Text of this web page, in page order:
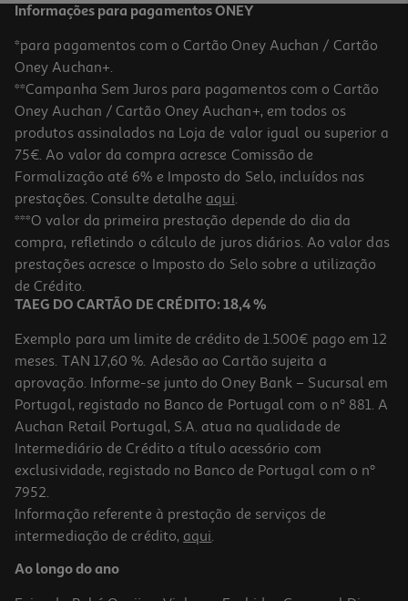
3.0
Forno De Encastre Lg Ws7d7631wb 76 L Com Air Fry
499.99 €/un
499,99 €
Forno Bosch Serie 8 Hbg7742b1 60 X 60 Cm Preto Pirolítico A+ 71l
3600w
1189.99 €/un
Informações para pagamentos ONEY
*para pagamentos com o Cartão Oney Auchan / Cartão
Oney Auchan+.
**Campanha Sem Juros para pagamentos com o Cartão
Oney Auchan / Cartão Oney Auchan+, em todos os
produtos assinalados na Loja de valor igual ou superior a
75€. Ao valor da compra acresce Comissão de
Formalização até 6% e Imposto do Selo, incluídos nas
prestações. Consulte detalhe aqui.
***O valor da primeira prestação depende do dia da
compra, refletindo o cálculo de juros diários. Ao valor das
prestações acresce o Imposto do Selo sobre a utilização
de Crédito.
TAEG DO CARTÃO DE CRÉDITO: 18,4 %
Exemplo para um limite de crédito de 1.500€ pago em 12
meses. TAN 17,60 %. Adesão ao Cartão sujeita a
aprovação. Informe-se junto do Oney Bank – Sucursal em
Portugal, registado no Banco de Portugal com o nº 881. A
Auchan Retail Portugal, S.A. atua na qualidade de
Intermediário de Crédito a título acessório com
exclusividade, registado no Banco de Portugal com o nº
7952.
Informação referente à prestação de serviços de
intermediação de crédito, aqui.
Ao longo do ano